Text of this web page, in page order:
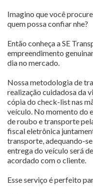
Imagino que você
quem possa confiar nhe?
Então conheça a SE
empreendimento
dia no mercado.
Nossa metodologia de
realização cuidadosa da
cópia do check-list nas
veículo. No momento do
de roubo e transporte
fiscal eletrônica
transporte, adequando-
entrega do veículo será
acordado com o cliente.
Esse serviço é perfeito